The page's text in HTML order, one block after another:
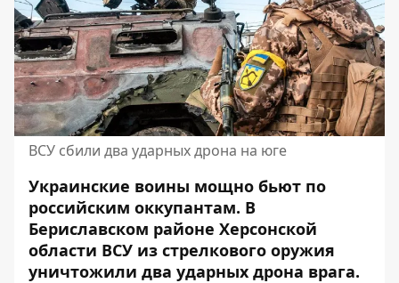
ВСУ сбили два ударных дрона на юге
Украинские воины мощно бьют по
российским оккупантам. В
Бериславском районе Херсонской
области ВСУ из стрелкового оружия
уничтожили два ударных дрона врага.